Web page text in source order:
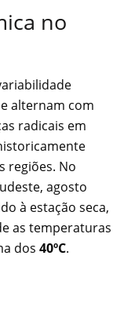
no
alternam com
radicais em
regiões. No
agosto
à estação seca,
as temperaturas
dos 40ºC.